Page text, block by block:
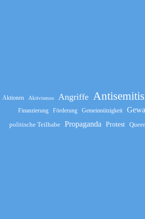
Aktionen Aktivismus Angriffe
Finanzierung Förderung Gemeinnützigkeit
politische Teilhabe Propaganda Protest Queer